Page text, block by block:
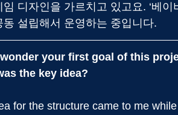
임 디자인을 가르치고 있고요. ‘베
동 설립해서 운영하는 중입니다.
wonder your first goal of this
the key idea?
for the structure came to me